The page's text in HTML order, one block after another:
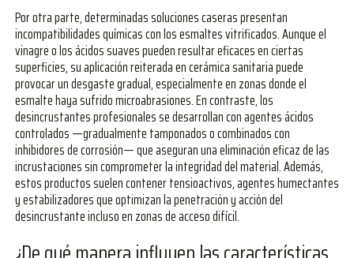
Por otra parte, determinadas soluciones caseras presentan
incompatibilidades químicas con los esmaltes vitrificados. Aunque el
vinagre o los ácidos suaves pueden resultar eficaces en ciertas
superficies, su aplicación reiterada en cerámica sanitaria puede
provocar un desgaste gradual, especialmente en zonas donde el
esmalte haya sufrido microabrasiones. En contraste, los
desincrustantes profesionales se desarrollan con agentes ácidos
controlados —gradualmente tamponados o combinados con
inhibidores de corrosión— que aseguran una eliminación eficaz de las
incrustaciones sin comprometer la integridad del material. Además,
estos productos suelen contener tensioactivos, agentes humectantes
y estabilizadores que optimizan la penetración y acción del
desincrustante incluso en zonas de acceso difícil.